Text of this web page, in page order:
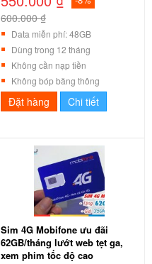
600.000 ₫
Data miễn phí: 48GB
Dùng trong 12 tháng
Không cần nạp tiền
Không bóp băng thông
Đặt hàng Chi tiết
Sim 4G Mobifone ưu đãi
62GB/tháng lướt web tẹt ga,
xem phim tốc độ cao